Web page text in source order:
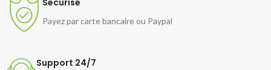
Sécurisé
Payez par carte bancaire ou Paypal
Support 24/7